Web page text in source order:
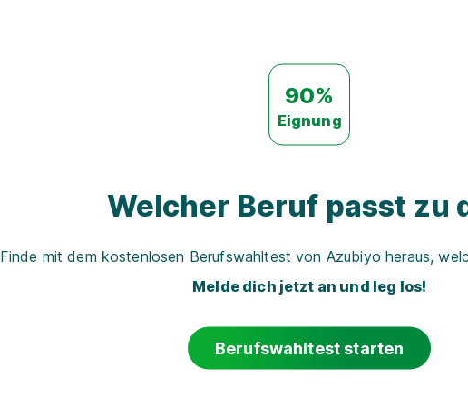
90%
Eignung
Welcher Beruf passt zu
Finde mit dem kostenlosen Berufswahltest von Azubiyo heraus,
Melde dich jetzt an und leg los!
Berufswahltest starten